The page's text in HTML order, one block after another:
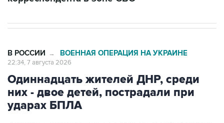
Одиннадцать жителей ДНР, среди
них - двое детей, пострадали при
ударах БПЛА
Москва. 7 августа. INTERFAX.RU - Одиннадцать